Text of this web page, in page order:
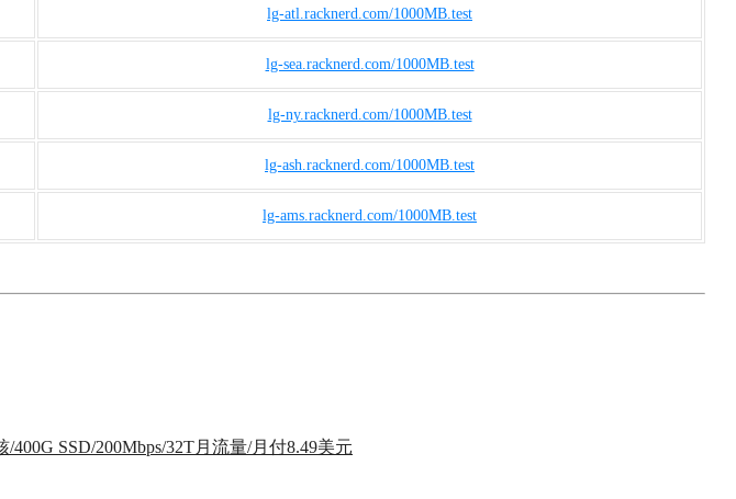
lg-atl.racknerd.com/1000MB.test
lg-sea.racknerd.com/1000MB.test
lg-ny.racknerd.com/1000MB.test
lg-ash.racknerd.com/1000MB.test
lg-ams.racknerd.com/1000MB.test
/400G SSD/200Mbps/32T月流量/月付8.49美元